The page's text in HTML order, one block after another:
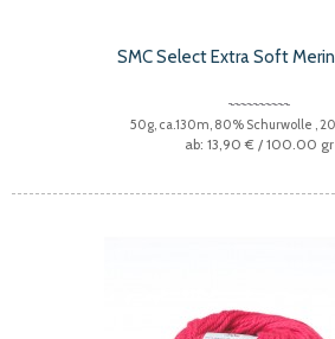
SMC Select Extra Soft
50g, ca.130m, 80% Schurwolle ,
13,90 € / 100.00 gr